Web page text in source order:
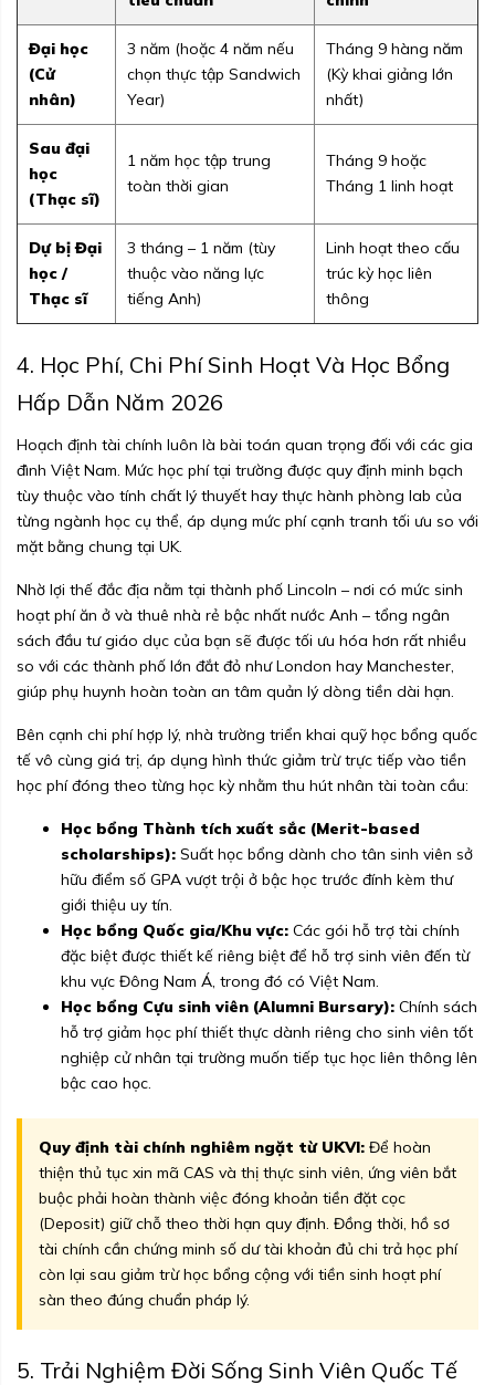
Đại học
(Cử
nhân)
3 năm (hoặc 4 năm nếu
chọn thực tập Sandwich
Year)
Tháng 9 hàng năm
(Kỳ khai giảng lớn
nhất)
Sau đại
học
(Thạc sĩ)
1 năm học tập trung
toàn thời gian
Tháng 9 hoặc
Tháng 1 linh hoạt
Dự bị Đại
học /
Thạc sĩ
3 tháng – 1 năm (tùy
thuộc vào năng lực
tiếng Anh)
Linh hoạt theo cấu
trúc kỳ học liên
thông
4. Học Phí, Chi Phí Sinh Hoạt Và Học Bổng
Hấp Dẫn Năm 2026
Hoạch định tài chính luôn là bài toán quan trọng đối với các gia
đình Việt Nam. Mức học phí tại trường được quy định minh bạch
tùy thuộc vào tính chất lý thuyết hay thực hành phòng lab của
từng ngành học cụ thể, áp dụng mức phí cạnh tranh tối ưu so với
mặt bằng chung tại UK.
Nhờ lợi thế đắc địa nằm tại thành phố Lincoln – nơi có mức sinh
hoạt phí ăn ở và thuê nhà rẻ bậc nhất nước Anh – tổng ngân
sách đầu tư giáo dục của bạn sẽ được tối ưu hóa hơn rất nhiều
so với các thành phố lớn đắt đỏ như London hay Manchester,
giúp phụ huynh hoàn toàn an tâm quản lý dòng tiền dài hạn.
Bên cạnh chi phí hợp lý, nhà trường triển khai quỹ học bổng quốc
tế vô cùng giá trị, áp dụng hình thức giảm trừ trực tiếp vào tiền
học phí đóng theo từng học kỳ nhằm thu hút nhân tài toàn cầu:
Học bổng Thành tích xuất sắc (Merit-based
scholarships): Suất học bổng dành cho tân sinh viên sở
hữu điểm số GPA vượt trội ở bậc học trước đính kèm thư
giới thiệu uy tín.
Học bổng Quốc gia/Khu vực: Các gói hỗ trợ tài chính
đặc biệt được thiết kế riêng biệt để hỗ trợ sinh viên đến từ
khu vực Đông Nam Á, trong đó có Việt Nam.
Học bổng Cựu sinh viên (Alumni Bursary): Chính sách
hỗ trợ giảm học phí thiết thực dành riêng cho sinh viên tốt
nghiệp cử nhân tại trường muốn tiếp tục học liên thông lên
bậc cao học.
Quy định tài chính nghiêm ngặt từ UKVI: Để hoàn
thiện thủ tục xin mã CAS và thị thực sinh viên, ứng viên bắt
buộc phải hoàn thành việc đóng khoản tiền đặt cọc
(Deposit) giữ chỗ theo thời hạn quy định. Đồng thời, hồ sơ
tài chính cần chứng minh số dư tài khoản đủ chi trả học phí
còn lại sau giảm trừ học bổng cộng với tiền sinh hoạt phí
sàn theo đúng chuẩn pháp lý.
5. Trải Nghiệm Đời Sống Sinh Viên Quốc Tế